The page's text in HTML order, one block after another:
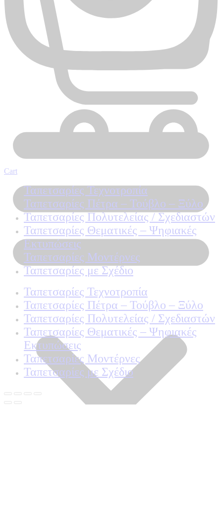
Cart
Ταπετσαρίες Τεχνοτροπία
Ταπετσαρίες Πέτρα – Τούβλο – Ξύλο
Ταπετσαρίες Πολυτελείας / Σχεδιαστών
Ταπετσαρίες Θεματικές – Ψηφιακές
Εκτυπώσεις
Ταπετσαρίες Μοντέρνες
Ταπετσαρίες με Σχέδιο
Ταπετσαρίες Τεχνοτροπία
Ταπετσαρίες Πέτρα – Τούβλο – Ξύλο
Ταπετσαρίες Πολυτελείας / Σχεδιαστών
Ταπετσαρίες Θεματικές – Ψηφιακές
Εκτυπώσεις
Ταπετσαρίες Μοντέρνες
Ταπετσαρίες με Σχέδιο